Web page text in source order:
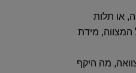
או תלות
מידת
מה היקף